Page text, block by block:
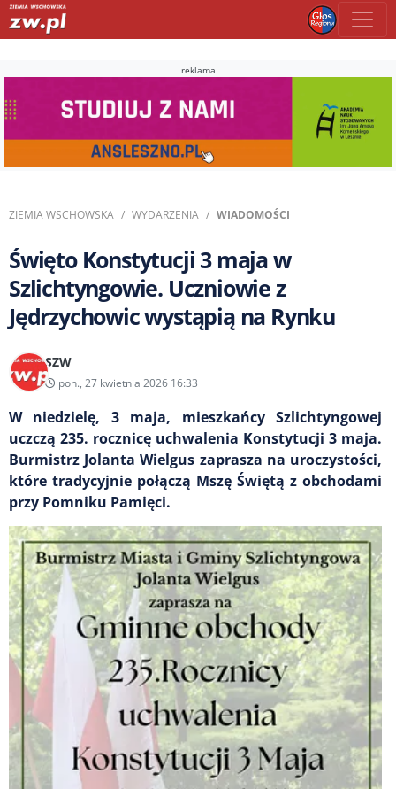
reklama
ZIEMIA WSCHOWSKA WYDARZENIA WIADOMOŚCI
Święto Konstytucji 3 maja w
Szlichtyngowie. Uczniowie z
Jędrzychowic wystąpią na Rynku
SZW
pon., 27 kwietnia 2026 16:33
W niedzielę, 3 maja, mieszkańcy Szlichtyngowej
uczczą 235. rocznicę uchwalenia Konstytucji 3 maja.
Burmistrz Jolanta Wielgus zaprasza na uroczystości,
które tradycyjnie połączą Mszę Świętą z obchodami
przy Pomniku Pamięci.